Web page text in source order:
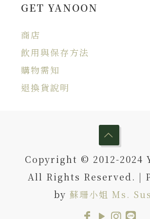
GET YANOON
商店
飲用與保存方法
購物需知
退換貨說明
Copyright © 2012-2024
All Rights Reserved. |
by 蘇珊小姐 Ms.